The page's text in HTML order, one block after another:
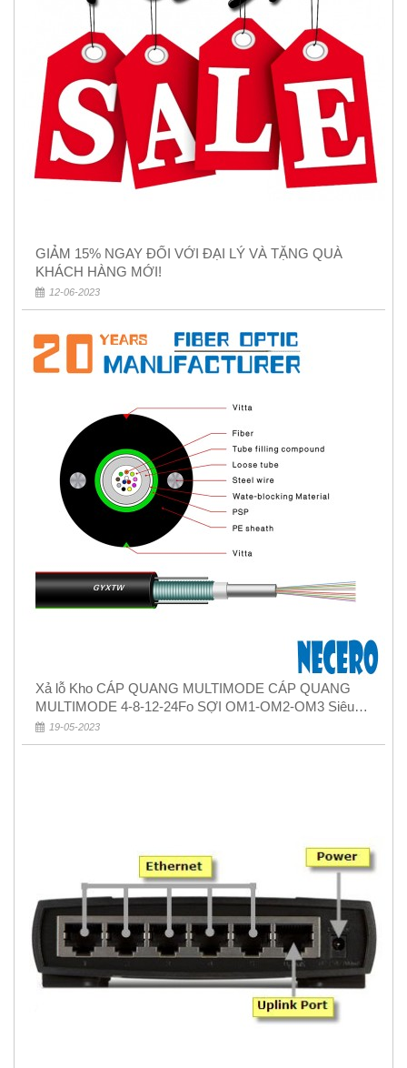
GIẢM 15% NGAY ĐỐI VỚI ĐẠI LÝ VÀ TẶNG QUÀ
KHÁCH HÀNG MỚI!
12-06-2023
Xả lỗ Kho CÁP QUANG MULTIMODE CÁP QUANG
MULTIMODE 4-8-12-24Fo SỢI OM1-OM2-OM3 Siêu
Rẻ 5k
19-05-2023